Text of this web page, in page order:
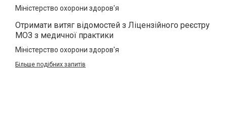
Міністерство охорони здоров'я
Отримати витяг відомостей з Ліцензійного реєстру
МОЗ з медичної практики
Міністерство охорони здоров'я
Більше подібних запитів